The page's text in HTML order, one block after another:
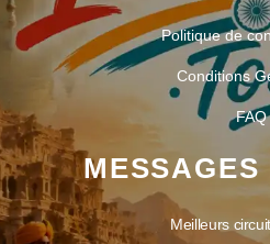
Politique de
Conditions
FAQ
MESSAGES
Meilleurs